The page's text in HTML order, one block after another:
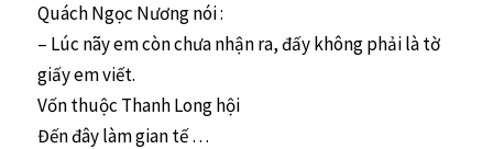
Quách Ngọc Nương nói :
– Lúc nãy em còn chưa nhận ra, đấy không phải là tờ
giấy em viết.
Vốn thuộc Thanh Long hội
Đến đây làm gian tế …